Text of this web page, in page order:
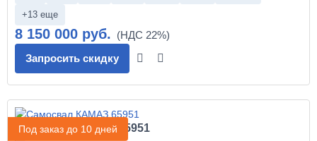
+13 еще
8 150 000 руб.
Запросить скидку
Под заказ до 10 дней
Самосвал КАМАЗ 65951